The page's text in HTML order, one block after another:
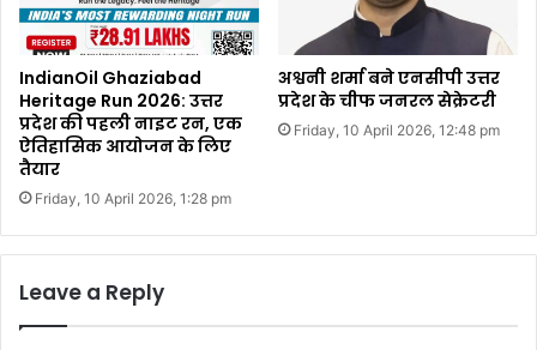
IndianOil Ghaziabad
Heritage Run 2026: उत्तर
प्रदेश की पहली नाइट रन, एक
ऐतिहासिक आयोजन के लिए
तैयार
Friday, 10 April 2026, 1:28 pm
अश्वनी शर्मा बने एनसीपी उत्तर
प्रदेश के चीफ जनरल सेक्रेटरी
Friday, 10 April 2026, 12:48 pm
Leave a Reply